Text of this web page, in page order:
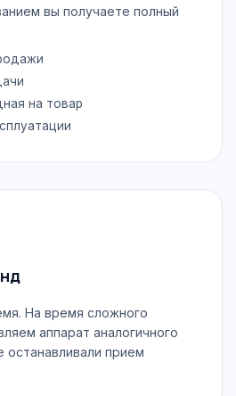
вы получаете полный
на товар
На время сложного
аппарат аналогичного
останавливали прием